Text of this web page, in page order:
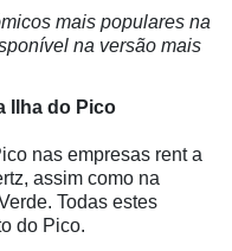
mais populares na
na versão mais
Ilha do Pico
nas empresas rent a
assim como na
Todas estes
do Pico.